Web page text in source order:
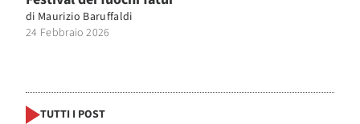
di Maurizio Baruffaldi
24 Febbraio 2026
TUTTI I POST